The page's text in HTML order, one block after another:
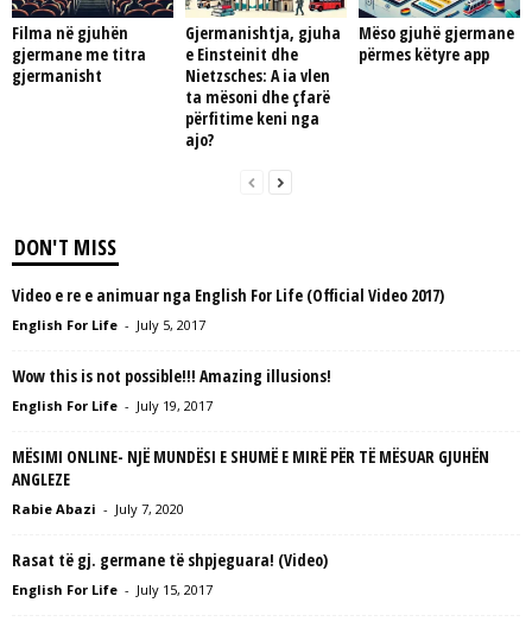
Filma në gjuhën
gjermane me titra
gjermanisht
Gjermanishtja, gjuha
e Einsteinit dhe
Nietzsches: A ia vlen
ta mësoni dhe çfarë
përfitime keni nga
ajo?
Mëso gjuhë gjermane
përmes këtyre app
DON'T MISS
Video e re e animuar nga English For Life (Official Video 2017)
English For Life - July 5, 2017
Wow this is not possible!!! Amazing illusions!
English For Life - July 19, 2017
MËSIMI ONLINE- NJË MUNDËSI E SHUMË E MIRË PËR TË MËSUAR GJUHËN
ANGLEZE
Rabie Abazi - July 7, 2020
Rasat të gj. germane të shpjeguara! (Video)
English For Life - July 15, 2017